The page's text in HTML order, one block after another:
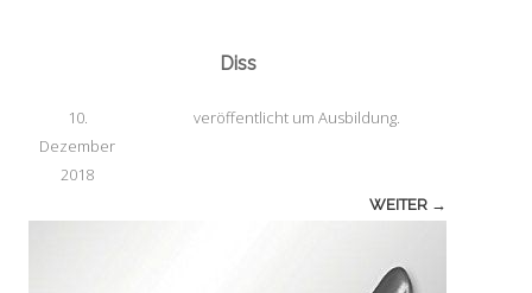
Diss
veröffentlicht
10.
Dezember
2018
um Ausbildung.
WEITER →